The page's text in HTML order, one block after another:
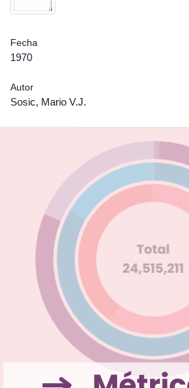
Fecha
1970
Autor
Sosic, Mario V.J.